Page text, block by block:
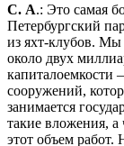
С. А.: Это самая
Петербургский
из яхт-клубов. Мы
около двух
капиталоемкости
сооружений,
занимается
такие вложения, а
этот объем работ.